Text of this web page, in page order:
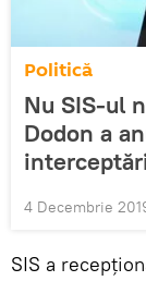
Politică
Nu SIS-ul
Dodon a
4 Decembrie
SIS a